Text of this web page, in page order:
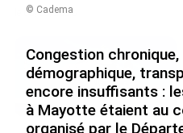
le 08/08/2026
© Cadema
Congestion
démographique,
encore insuffisants :
à Mayotte étaient au
organisé par le